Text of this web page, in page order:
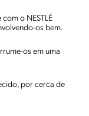
o NESTLÉ
os bem.
os em uma
por cerca de